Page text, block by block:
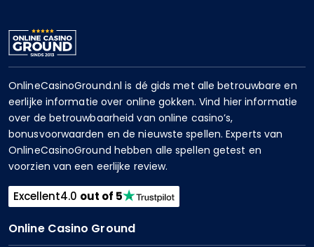
OnlineCasinoGround.nl is dé gids met alle betrouwbare en
eerlijke informatie over online gokken. Vind hier informatie
over de betrouwbaarheid van online casino’s,
bonusvoorwaarden en de nieuwste spellen. Experts van
OnlineCasinoGround hebben alle spellen getest en
voorzien van een eerlijke review.
Excellent4.0 out of 5
Online Casino Ground